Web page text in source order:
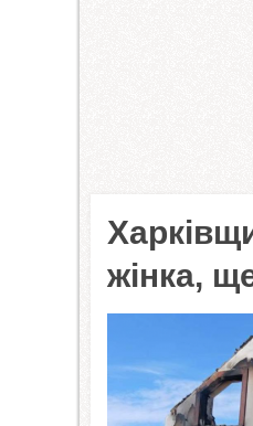
жінка,